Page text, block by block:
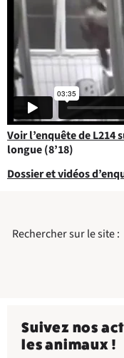
Voir l’enquête de L214
longue (8’18)
Dossier et vidéos
Rechercher sur le site :
Suivez nos
les animaux !